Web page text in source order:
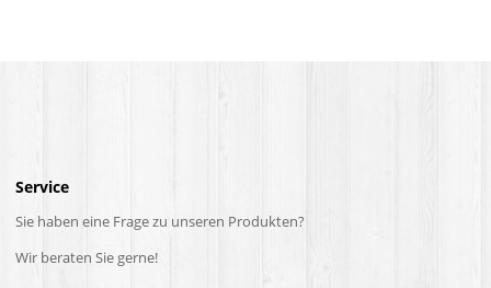
Service
Sie haben eine Frage zu unseren Produkten?
Wir beraten Sie gerne!